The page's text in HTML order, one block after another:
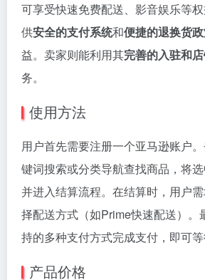
可享受快速免费配送、影音娱乐等
供安全的支付系统和便捷的退换货
益。卖家则能利用其完善的入驻和
务。
使用方法
用户首先需要注册一个亚马逊账户
键词搜索或分类导航查找商品，将
并进入结算流程。在结算时，用户
择配送方式（如Prime快速配送）。
持的多种支付方式完成支付，即可等
产品价格